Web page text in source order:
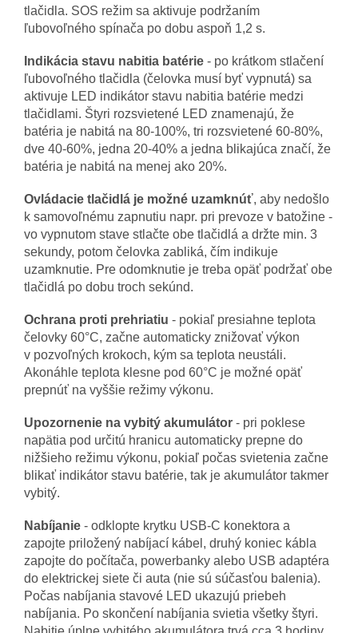
tlačidla. SOS režim sa aktivuje podržaním
ľubovoľného spínača po dobu aspoň 1,2 s.
Indikácia stavu nabitia batérie - po krátkom stlačení
ľubovoľného tlačidla (čelovka musí byť vypnutá) sa
aktivuje LED indikátor stavu nabitia batérie medzi
tlačidlami. Štyri rozsvietené LED znamenajú, že
batéria je nabitá na 80-100%, tri rozsvietené 60-80%,
dve 40-60%, jedna 20-40% a jedna blikajúca značí, že
batéria je nabitá na menej ako 20%.
Ovládacie tlačidlá je možné uzamknúť, aby nedošlo
k samovoľnému zapnutiu napr. pri prevoze v batožine -
vo vypnutom stave stlačte obe tlačidlá a držte min. 3
sekundy, potom čelovka zabliká, čím indikuje
uzamknutie. Pre odomknutie je treba opäť podržať obe
tlačidlá po dobu troch sekúnd.
Ochrana proti prehriatiu - pokiaľ presiahne teplota
čelovky 60°C, začne automaticky znižovať výkon
v pozvoľných krokoch, kým sa teplota neustáli.
Akonáhle teplota klesne pod 60°C je možné opäť
prepnúť na vyššie režimy výkonu.
Upozornenie na vybitý akumulátor - pri poklese
napätia pod určitú hranicu automaticky prepne do
nižšieho režimu výkonu, pokiaľ počas svietenia začne
blikať indikátor stavu batérie, tak je akumulátor takmer
vybitý.
Nabíjanie - odklopte krytku USB-C konektora a
zapojte priložený nabíjací kábel, druhý koniec kábla
zapojte do počítača, powerbanky alebo USB adaptéra
do elektrickej siete či auta (nie sú súčasťou balenia).
Počas nabíjania stavové LED ukazujú priebeh
nabíjania. Po skončení nabíjania svietia všetky štyri.